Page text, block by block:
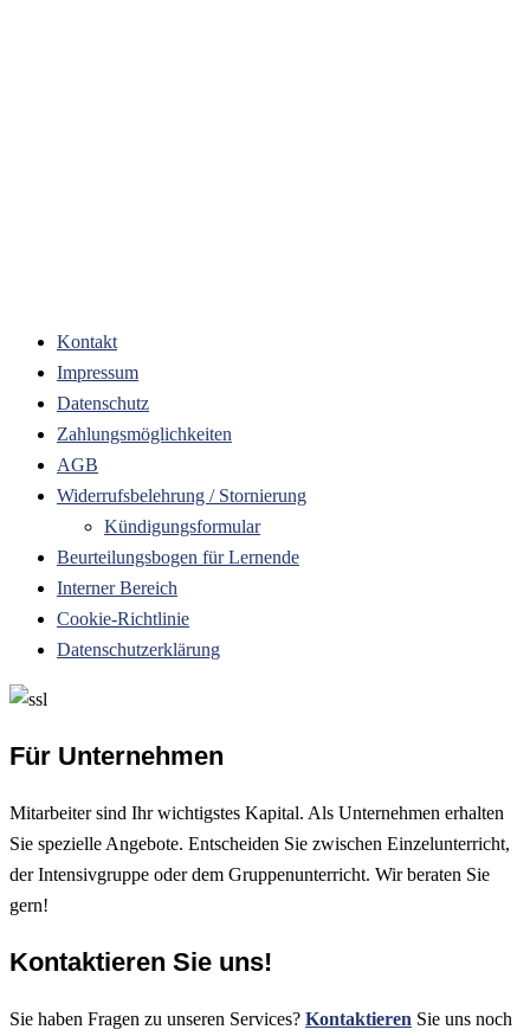
Kontakt
Impressum
Datenschutz
Zahlungsmöglichkeiten
AGB
Widerrufsbelehrung / Stornierung
Kündigungsformular
Beurteilungsbogen für Lernende
Interner Bereich
Cookie-Richtlinie
Datenschutzerklärung
Für Unternehmen
Mitarbeiter sind Ihr wichtigstes Kapital. Als Unternehmen erhalten
Sie spezielle Angebote. Entscheiden Sie zwischen Einzelunterricht,
der Intensivgruppe oder dem Gruppenunterricht. Wir beraten Sie
gern!
Kontaktieren Sie uns!
Sie haben Fragen zu unseren Services? Kontaktieren Sie uns noch